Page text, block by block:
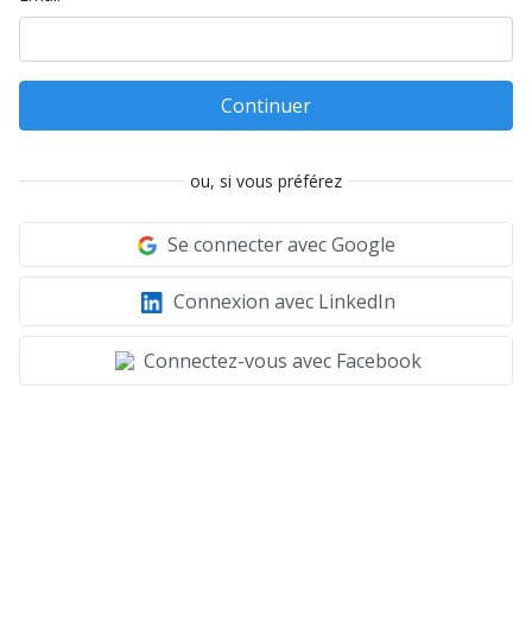
Continuer
ou, si vous préférez
Se connecter avec Google
Connexion avec LinkedIn
Connectez-vous avec Facebook